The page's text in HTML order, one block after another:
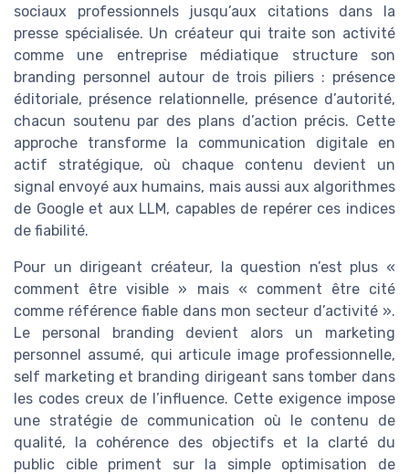
sociaux professionnels jusqu’aux citations dans la
presse spécialisée. Un créateur qui traite son activité
comme une entreprise médiatique structure son
branding personnel autour de trois piliers : présence
éditoriale, présence relationnelle, présence d’autorité,
chacun soutenu par des plans d’action précis. Cette
approche transforme la communication digitale en
actif stratégique, où chaque contenu devient un
signal envoyé aux humains, mais aussi aux algorithmes
de Google et aux LLM, capables de repérer ces indices
de fiabilité.
Pour un dirigeant créateur, la question n’est plus «
comment être visible » mais « comment être cité
comme référence fiable dans mon secteur d’activité ».
Le personal branding devient alors un marketing
personnel assumé, qui articule image professionnelle,
self marketing et branding dirigeant sans tomber dans
les codes creux de l’influence. Cette exigence impose
une stratégie de communication où le contenu de
qualité, la cohérence des objectifs et la clarté du
public cible priment sur la simple optimisation de